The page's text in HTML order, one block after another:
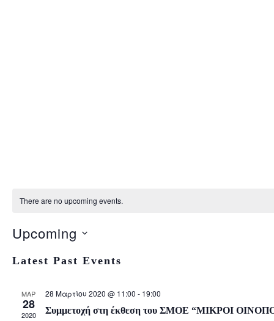
There are no upcoming events.
Upcoming
e
Latest Past Events
ΜΑΡ
28
2020
28 Μαρτίου 2020 @ 11:00 - 19:00
Συμμετοχή στη έκθεση του ΣΜΟΕ “ΜΙΚΡΟΙ